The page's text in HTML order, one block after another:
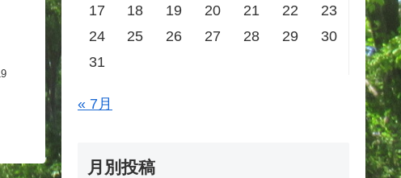
17 18 19 20 21 22
23
24
25 26 27 28 29
30
31
« 7月
月別投稿